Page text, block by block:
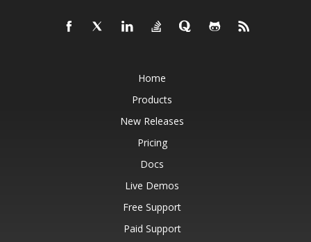
Home
Products
New Releases
Pricing
Docs
Live Demos
Free Support
Paid Support